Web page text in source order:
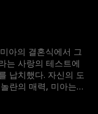
아의 결혼식에서 그
는 사랑의 테스트에
납치했다. 자신의 도
란의 매력, 미아는